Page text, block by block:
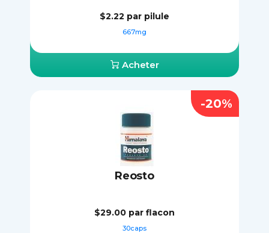
$2.22 par pilule
667mg
Acheter
Reosto
$29.00 par flacon
30caps
-20%